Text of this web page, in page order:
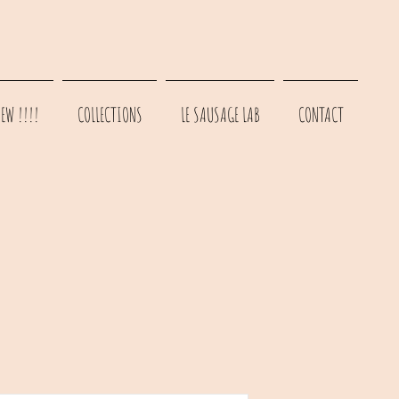
!!!! COLLECTIONS LE SAUSAGE LAB CONTACT